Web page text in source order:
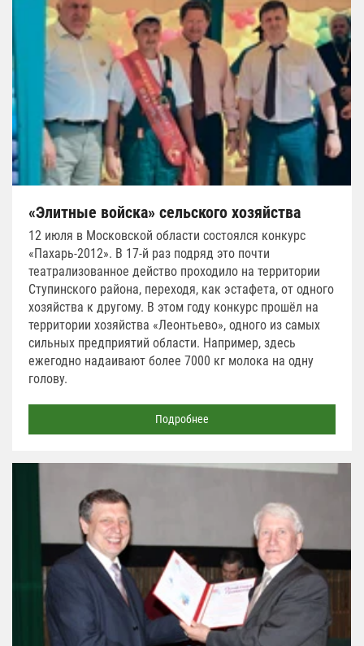
«Элитные войска» сельского хозяйства
12 июля в Московской области состоялся конкурс
«Пахарь-2012». В 17-й раз подряд это почти
театрализованное действо проходило на территории
Ступинского района, переходя, как эстафета, от одного
хозяйства к другому. В этом году конкурс прошёл на
территории хозяйства «Леонтьево», одного из самых
сильных предприятий области. Например, здесь
ежегодно надаивают более 7000 кг молока на одну
голову.
Подробнее